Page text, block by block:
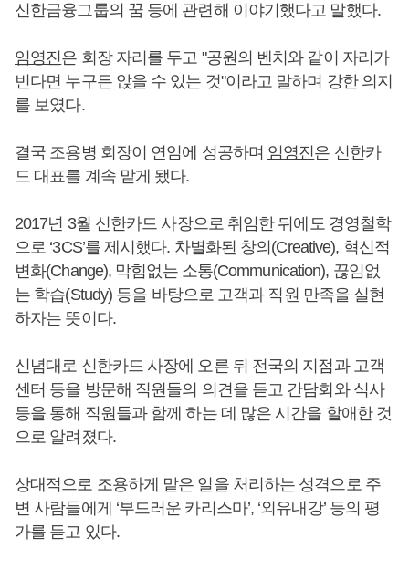
신한금융그룹의 꿈 등에 관련해 이야기했다고 말했다.
임영진은 회장 자리를 두고 "공원의 벤치와 같이 자리가
빈다면 누구든 앉을 수 있는 것"이라고 말하며 강한 의지
를 보였다.
결국 조용병 회장이 연임에 성공하며 임영진은 신한카
드 대표를 계속 맡게 됐다.
2017년 3월 신한카드 사장으로 취임한 뒤에도 경영철학
으로 ‘3CS’를 제시했다. 차별화된 창의(Creative), 혁신적
변화(Change), 막힘없는 소통(Communication), 끊임없
는 학습(Study) 등을 바탕으로 고객과 직원 만족을 실현
하자는 뜻이다.
신념대로 신한카드 사장에 오른 뒤 전국의 지점과 고객
센터 등을 방문해 직원들의 의견을 듣고 간담회와 식사
등을 통해 직원들과 함께 하는 데 많은 시간을 할애한 것
으로 알려졌다.
상대적으로 조용하게 맡은 일을 처리하는 성격으로 주
변 사람들에게 ‘부드러운 카리스마’, ‘외유내강’ 등의 평
가를 듣고 있다.